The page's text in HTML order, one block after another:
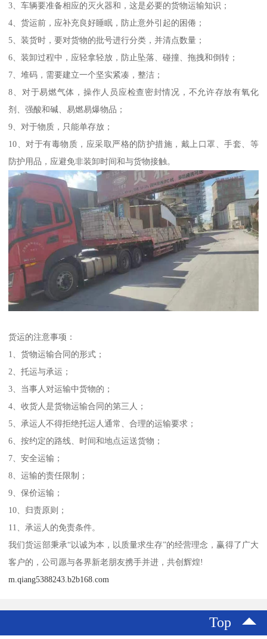
3、车辆要准备相应的灭火器和，这是必要的货物运输知识；
4、货运前，应补充良好睡眠，防止意外引起的困倦；
5、装货时，要对货物的批号进行分类，并清点数量；
6、装卸过程中，应轻拿轻放，防止坠落、碰撞、拖拽和倒转；
7、堆码，需要建立一个坚实紧凑，整洁；
8、对于易燃气体，操作人员应检查密封情况，不允许存放有氧化
剂、强酸和碱、易燃易爆物品；
9、对于物质，只能单存放；
10、对于有毒物质，应采取严格的防护措施，戴上口罩、手套、等
防护用品，应避免非装卸时间和与货物接触。
货运的注意事项：
1、货物运输合同的形式；
2、托运与承运；
3、当事人对运输中货物的；
4、收货人是货物运输合同的第三人；
5、承运人不得拒绝托运人通常、合理的运输要求；
6、按约定的路线、时间和地点运送货物；
7、安全运输；
8、运输的责任限制；
9、保价运输；
10、归责原则；
11、承运人的免责条件。
我们货运部秉承“以诚为本，以质量求生存”的经营理念，赢得了广大
客户的，公司愿与各界新老朋友携手并进，共创辉煌!
m.qiang5388243.b2b168.com
Top